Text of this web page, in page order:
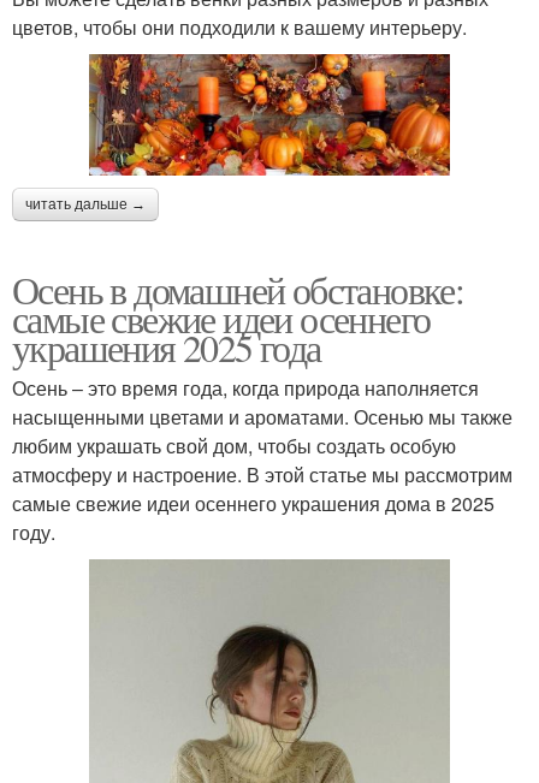
цветов, чтобы они подходили к вашему интерьеру.
читать дальше →
Осень в домашней обстановке:
самые свежие идеи осеннего
украшения 2025 года
Осень – это время года, когда природа наполняется
насыщенными цветами и ароматами. Осенью мы также
любим украшать свой дом, чтобы создать особую
атмосферу и настроение. В этой статье мы рассмотрим
самые свежие идеи осеннего украшения дома в 2025
году.